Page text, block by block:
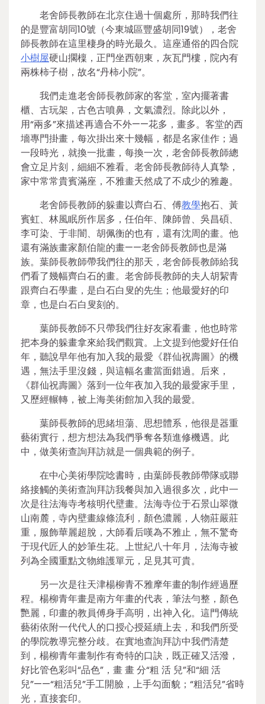
老舍師長教師在北京住過十個處所，那時我們往
的是豐富胡同10號（今東城區豐盛胡同19號），老舍
師長教師在這里棲身的時光最久。這座通俗的四合院
小樹屋硬山擱檁，正門坐西朝東，灰瓦門樓，院內有
兩株柿子樹，故名“丹柿小院”。
我們走進老舍師長教師家的客堂，室內擺著書
櫃、古玩架，古色古噴鼻，文氣濃烈。除此以外，
用“兩多”來描述再適合不外——花多，畫多。客堂的西
墻專門掛畫，每次掛出來十幾幅，都是名家佳作；過
一段時光，就換一批畫，每換一次，老舍師長教師總
會立足片刻，細細不雅看。老舍師長教師待人真摯，
家中常常貴賓滿座，不雅畫天然成了不成少的雅趣。
老舍師長教師的躲畫以齊白石、傅教學抱石、黃
賓虹、林風眠所作居多，任伯年、陳師曾、吳昌碩、
李可染、于非闇、胡佩衡的也有，還有沈周的畫。他
還有滿族畫家顏伯龍的畫——老舍師長教師也是滿
族。葉師長教師帶我們往的那天，老舍師長教師給我
們看了幾幅齊白石的畫。老舍師長教師的夫人胡絜青
跟齊白石學畫，是白石白叟的先生；他最愛好的印
章，也是白石白叟刻的。
葉師長教師不只帶我們往好友家看畫，他也時常
把本身的躲畫拿來給我們觀賞。上文提到他愛好任伯
年，聽說早年他有加入我的最愛《群仙祝壽圖》的機
遇，無法手里沒錢，與這幅名畫當面錯過。后來，
《群仙祝壽圖》落到一位年夜加入我的最愛家手里，
又歷經輾轉，被上海美術館加入我的最愛。
葉師長教師的思緒坦蕩、思想體系，他很是器重
藝術實行，想方想法為我們爭奪各類進修機遇。此
中，做美術查詢拜訪就是一個典範的例子。
在中心美術學院唸書時，由葉師長教師帶隊或聯
絡接觸的美術查詢拜訪我餐與加入過很多次，此中一
次是往法海寺考核明代壁畫。法海寺位于石景山翠微
山南麓，寺內壁畫線條流利，顏色濃麗，人物莊嚴莊
重，服飾華麗超脫，大師看后嘆為不雅止，無不驚奇
于現代匠人的妙筆生花。上世紀八十年月，法海寺被
列為全國重點文物維護單元，足見其可貴。
另一次是往天津楊柳青不雅摩年畫的制作經過歷
程。楊柳青年畫是南方年畫的代表，筆法勻整，顏色
艷麗，印畫的教員傅身手高明，出神入化。這門傳統
藝術依附一代代人的口授心授延續上去，和我們所受
的學院教導完整分歧。在實地查詢拜訪中我們清楚
到，楊柳青年畫制作有奇特的口訣，既正確又活潑，
好比管色彩叫“品色”，畫 畫 分“粗 活 兒”和“細 活
兒”——“粗活兒”手工開臉，上手勾面貌；“粗活兒”省時
光，直接套印。